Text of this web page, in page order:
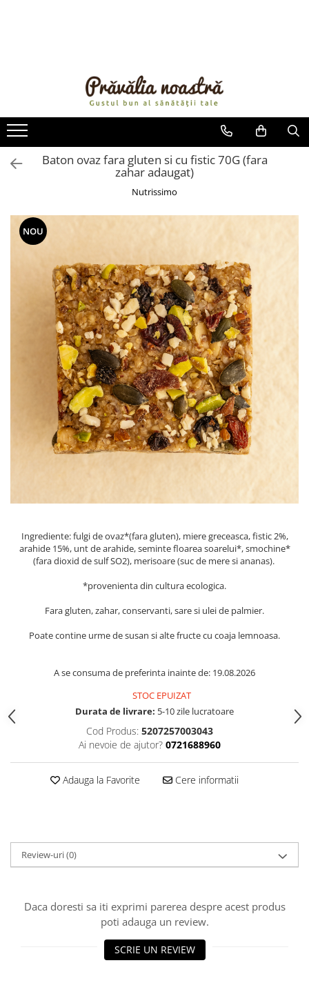
ULEIURI ȘI UNTURI
MĂSLINE
NUCI ȘI SEMINȚE
FRUCTE DESHIDRATATE
ÎNDULCITORI NATURALI / MIERE
OȚETURI ȘI SOSURI
SOSURI
FĂINĂ FĂRĂ GLUTEN
BĂUTURI / LAPTE VEGETAL
OREZ ȘI CEREALE
CREME ȘI PASTE TARTINABILE
CONDIMENTE
CEAIURI GRECEȘTI
CIOCOLATĂ ȘI CACAO
HEALTHY SNACKS
SUPERALIMENTE
PRODUSE ECO / ORGANICE
PRODUSE ROMÂNEȘTI
REMEDII NATURISTE
TOATE PRODUSELE
Baton ovaz fara gluten si cu fistic 70G (fara
zahar adaugat)
Nutrissimo
NOU
Ingrediente: fulgi de ovaz*(fara gluten), miere greceasca, fistic 2%,
arahide 15%, unt de arahide, seminte floarea soarelui*, smochine*
(fara dioxid de sulf SO2), merisoare (suc de mere si ananas).
*provenienta din cultura ecologica.
Fara gluten, zahar, conservanti, sare si ulei de palmier.
Poate contine urme de susan si alte fructe cu coaja lemnoasa.
A se consuma de preferinta inainte de: 19.08.2026
STOC EPUIZAT
Durata de livrare: 5-10 zile lucratoare
Cod Produs: 5207257003043
Ai nevoie de ajutor? 0721688960
Adauga la Favorite Cere informatii
Review-uri(0)
Daca doresti sa iti exprimi parerea despre acest produs
poti adauga un review.
SCRIE UN REVIEW